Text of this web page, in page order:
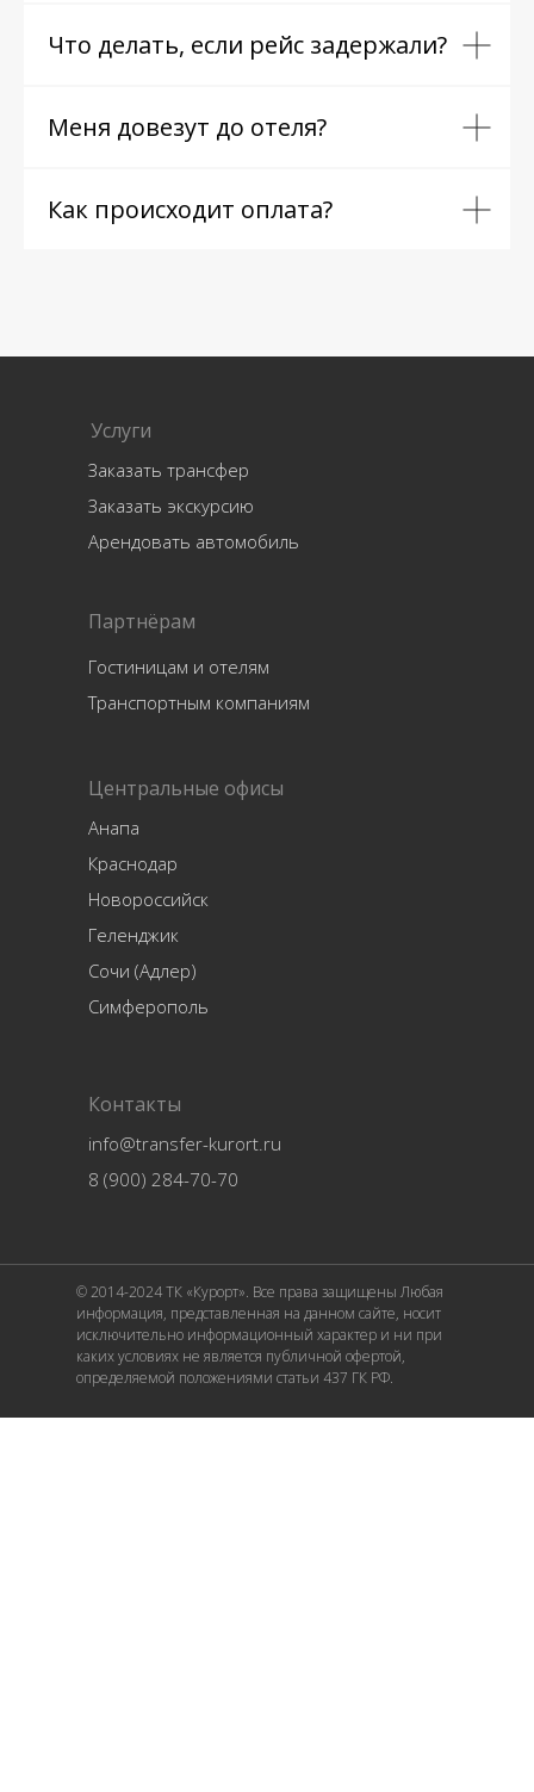
Что делать, если рейс задержали?
Меня довезут до отеля?
Как происходит оплата?
Услуги
Центральные офисы
Заказать трансфер
Заказать экскурсию
Арендовать автомобиль
Анапа
Краснодар
Новороссийск
Геленджик
Сочи (Адлер)
Симферополь
Партнёрам
Гостиницам и отелям
Транспортным компаниям
Контакты
info@transfer-kurort.ru
8 (900) 284-70-70
© 2014-2024 ТК «Курорт». Все права защищены Любая
информация, представленная на данном сайте, носит
исключительно информационный характер и ни при
каких условиях не является публичной офертой,
определяемой положениями статьи 437 ГК РФ.